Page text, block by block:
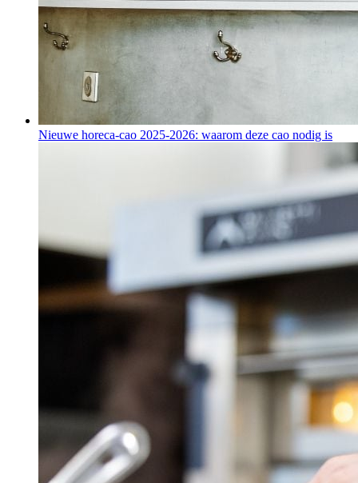
Nieuwe horeca-cao 2025-2026: waarom deze cao nodig is